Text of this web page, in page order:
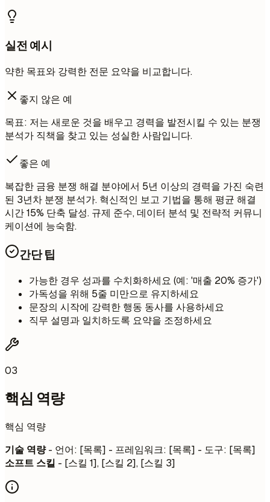
실전 예시
약한 목표와 강력한 전문 요약을 비교합니다.
좋지 않은 예
목표: 저는 새로운 것을 배우고 경력을 발전시킬 수 있는 분쟁
분석가 직책을 찾고 있는 성실한 사람입니다.
좋은 예
복잡한 금융 분쟁 해결 분야에서 5년 이상의 경력을 가진 숙련
된 3년차 분쟁 분석가. 혁신적인 보고 기법을 통해 평균 해결
시간 15% 단축 달성. 규제 준수, 데이터 분석 및 전략적 커뮤니
케이션에 능숙함.
간단 팁
가능한 경우 성과를 수치화하세요 (예: '매출 20% 증가')
가독성을 위해 5줄 미만으로 유지하세요
문장의 시작에 강력한 행동 동사를 사용하세요
직무 설명과 일치하도록 요약을 조정하세요
03
핵심 역량
핵심 역량
기술 역량- 언어: [목록] - 프레임워크: [목록] - 도구: [목록]
소프트 스킬 - [스킬 1], [스킬 2], [스킬 3]